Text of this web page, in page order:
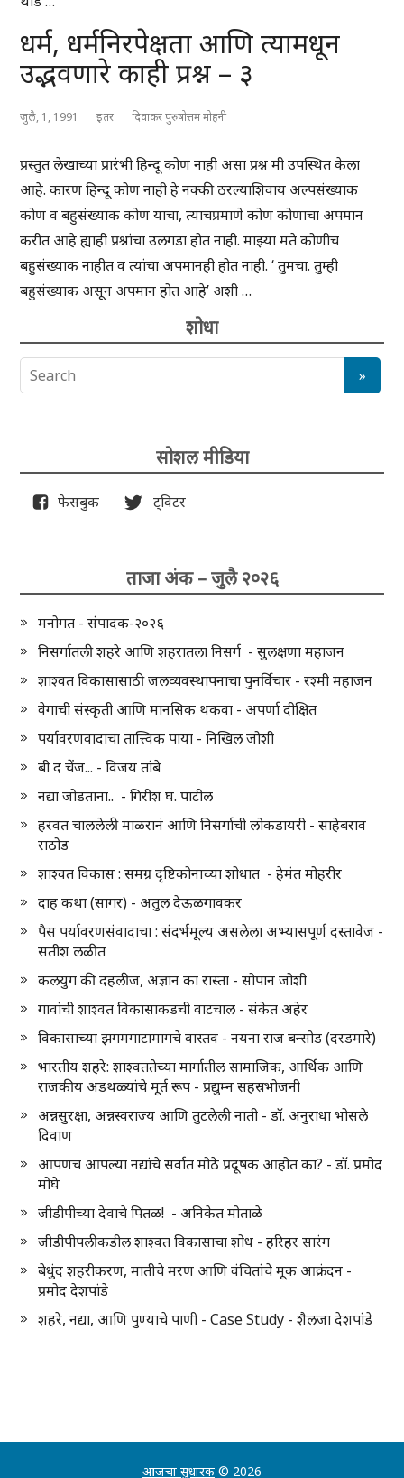
धर्म, धर्मनिरपेक्षता आणि त्यामधून
उद्भवणारे काही प्रश्न – ३
जुलै, 1, 1991 इतर दिवाकर पुरुषोत्तम मोहनी
प्रस्तुत लेखाच्या प्रारंभी हिन्दू कोण नाही असा प्रश्न मी उपस्थित केला
आहे. कारण हिन्दू कोण नाही हे नक्की ठरल्याशिवाय अल्पसंख्याक
कोण व बहुसंख्याक कोण याचा, त्याचप्रमाणे कोण कोणाचा अपमान
करीत आहे ह्याही प्रश्नांचा उलगडा होत नाही. माझ्या मते कोणीच
बहुसंख्याक नाहीत व त्यांचा अपमानही होत नाही. ‘ तुमचा. तुम्ही
बहुसंख्याक असून अपमान होत आहे’ अशी …
शोधा
सोशल मीडिया
फेसबुक ट्विटर
ताजा अंक – जुलै २०२६
मनोगत - संपादक-२०२६
निसर्गातली शहरे आणि शहरातला निसर्ग - सुलक्षणा महाजन
शाश्वत विकासासाठी जलव्यवस्थापनाचा पुनर्विचार - रश्मी महाजन
वेगाची संस्कृती आणि मानसिक थकवा - अपर्णा दीक्षित
पर्यावरणवादाचा तात्त्विक पाया - निखिल जोशी
बी द चेंज... - विजय तांबे
नद्या जोडताना.. - गिरीश घ. पाटील
हरवत चाललेली माळरानं आणि निसर्गाची लोकडायरी - साहेबराव
राठोड
शाश्वत विकास : समग्र दृष्टिकोनाच्या शोधात - हेमंत मोहरीर
दाह कथा (सागर) - अतुल देऊळगावकर
पैस पर्यावरणसंवादाचा : संदर्भमूल्य असलेला अभ्यासपूर्ण दस्तावेज -
सतीश लळीत
कलयुग की दहलीज, अज्ञान का रास्ता - सोपान जोशी
गावांची शाश्वत विकासाकडची वाटचाल - संकेत अहेर
विकासाच्या झगमगाटामागचे वास्तव - नयना राज बन्सोड (दरडमारे)
भारतीय शहरे: शाश्वततेच्या मार्गातील सामाजिक, आर्थिक आणि
राजकीय अडथळ्यांचे मूर्त रूप - प्रद्युम्न सहस्रभोजनी
अन्नसुरक्षा, अन्नस्वराज्य आणि तुटलेली नाती - डॉ. अनुराधा भोसले
दिवाण
आपणच आपल्या नद्यांचे सर्वात मोठे प्रदूषक आहोत का? - डॉ. प्रमोद
मोघे
जीडीपीच्या देवाचे पितळ! - अनिकेत मोताळे
जीडीपीपलीकडील शाश्वत विकासाचा शोध - हरिहर सारंग
बेधुंद शहरीकरण, मातीचे मरण आणि वंचितांचे मूक आक्रंदन -
प्रमोद देशपांडे
शहरे, नद्या, आणि पुण्याचे पाणी - Case Study - शैलजा देशपांडे
आजचा सुधारक © 2026